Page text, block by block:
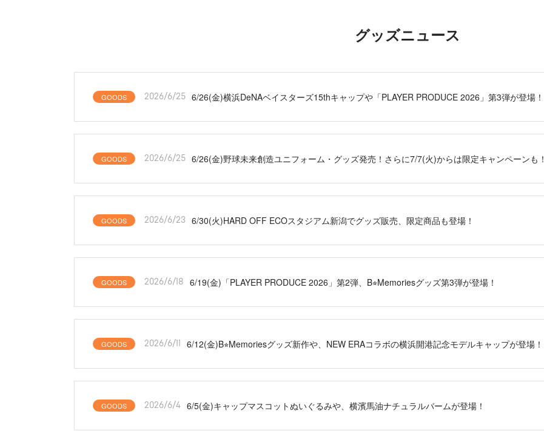
グッズニュース
GOODS 2026/6/25 6/26(金)横浜DeNAベイスターズ15thキャップや「PLAYER PRODUCE 2026」第3弾が登場！
GOODS 2026/6/25 6/26(金)野球未来創造ユニフォーム・グッズ発売！さらに7/7(火)からは限定キャンペーンも！
GOODS 2026/6/23 6/30(火)HARD OFF ECOスタジアム新潟でグッズ販売、限定商品も登場！
GOODS 2026/6/18 6/19(金)「PLAYER PRODUCE 2026」第2弾、B⭐︎Memoriesグッズ第3弾が登場！
GOODS 2026/6/11 6/12(金)B⭐︎Memoriesグッズ新作や、NEW ERAコラボの横浜開港記念モデルキャップが登場！
GOODS 2026/6/4 6/5(金)キャップマスコットぬいぐるみや、横濱馬油ナチュラルバームが登場！